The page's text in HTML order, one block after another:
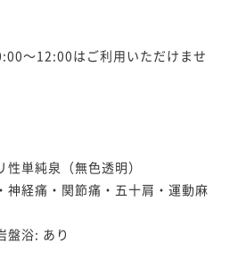
～12:00はご利用いただけませ
単純泉（無色透明）
経痛・関節痛・五十肩・運動麻